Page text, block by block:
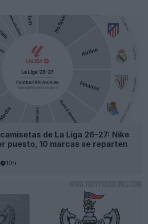
de La Liga 26-27: Nike
puesto, 10 marcas se reparten
10h